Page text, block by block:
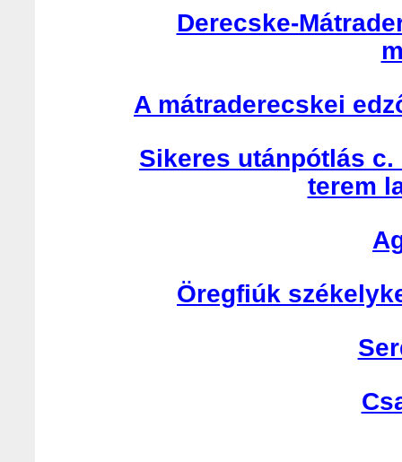
Derecske-
A mátraderecskei
Sikeres utánpótlás c.
terem
Öregfiúk